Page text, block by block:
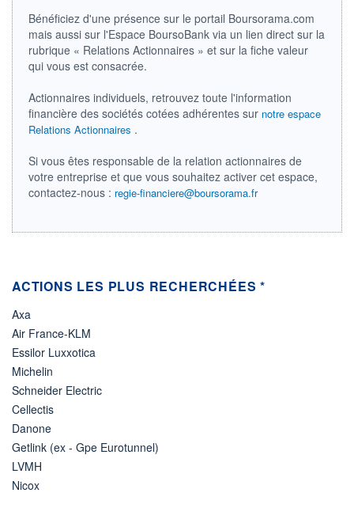
VOLUME
0
CAPITAL ÉCHANGÉ
0,00%
VALORISATION
LIMITE À LA
BAISSE
97,5100
LIMITE À LA
HAUSSE
RENDEMENT
ESTIMÉ 2026
-
PER ESTIMÉ
2026
22,12
07.08.26 / 22:00:00
16,3/100 (faible)
Bénéficiez d'une présence sur le portail Boursorama.com
mais aussi sur l'Espace BoursoBank via un lien direct sur la
rubrique « Relations Actionnaires » et sur la fiche valeur
qui vous est consacrée.
Actionnaires individuels, retrouvez toute l'information
financière des sociétés cotées adhérentes sur notre espace
Relations Actionnaires .
Si vous êtes responsable de la relation actionnaires de
votre entreprise et que vous souhaitez activer cet espace,
contactez-nous : regie-financiere@boursorama.fr
ACTIONS LES PLUS RECHERCHÉES *
Axa
Air France-KLM
Essilor Luxxotica
Michelin
Schneider Electric
Cellectis
Danone
Getlink (ex - Gpe Eurotunnel)
LVMH
Nicox